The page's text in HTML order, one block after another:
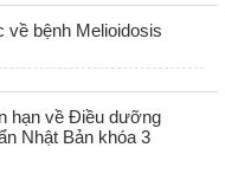
về bệnh Melioidosis
hạn về Điều dưỡng
Nhật Bản khóa 3